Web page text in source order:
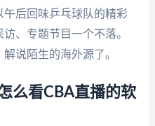
后回味乒乓球队的精彩
、专题节目一个不落。
说陌生的海外源了。
么看CBA直播的软